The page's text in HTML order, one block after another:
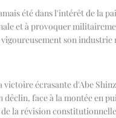
été dans l'intérêt de la
et à provoquer
son
victoire écrasante d'Abe
face à la montée en
la révision